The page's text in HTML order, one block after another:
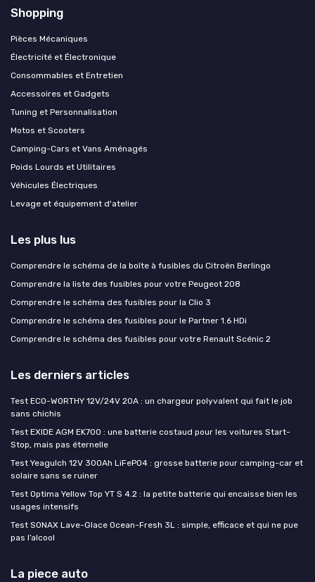
Shopping
Pièces Mécaniques
Électricité et Électronique
Consommables et Entretien
Accessoires et Gadgets
Tuning et Personnalisation
Motos et Scooters
Camping-Cars et Vans Aménagés
Poids Lourds et Utilitaires
Véhicules Électriques
Levage et équipement d'atelier
Les plus lus
Comprendre le schéma de la boîte à fusibles du Citroën Berlingo
Comprendre la liste des fusibles pour votre Peugeot 208
Comprendre le schéma des fusibles pour la Clio 3
Comprendre le schéma des fusibles pour le Partner 1.6 HDi
Comprendre le schéma des fusibles pour votre Renault Scénic 2
Les derniers articles
Test ECO-WORTHY 12V/24V 20A : un chargeur polyvalent qui fait le job
sans chichis
Test EXIDE AGM EK700 : une batterie costaud pour les voitures Start-
Stop, mais pas éternelle
Test Yeagulch 12V 300Ah LiFePO4 : grosse batterie pour camping-car et
solaire sans se ruiner
Test Optima Yellow Top YT S 4.2 : la petite batterie qui encaisse bien les
usages intensifs
Test SONAX Lave-Glace Ocean-Fresh 3L : simple, efficace et qui ne pue
pas l’alcool
La piece auto